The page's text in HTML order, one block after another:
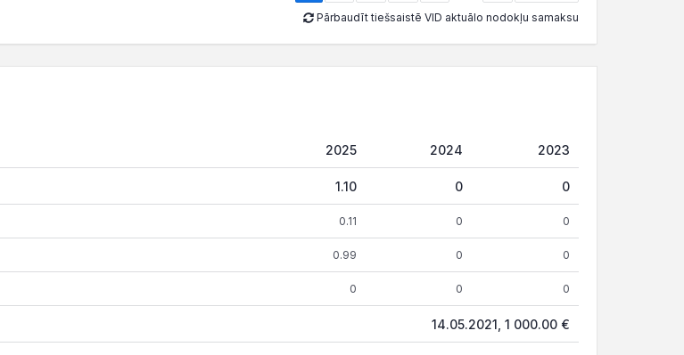
Pārbaudīt tiešsaistē VID aktuālo nodokļu samaksu
2025 2024 2023
1.10 0 0
0.11 0 0
0.99 0 0
0 0 0
14.05.2021, 1 000.00 €